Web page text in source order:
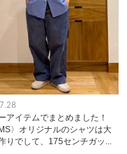
アイテムでまとめました！
〉オリジナルのシャツは大
りでして、175センチガッ...